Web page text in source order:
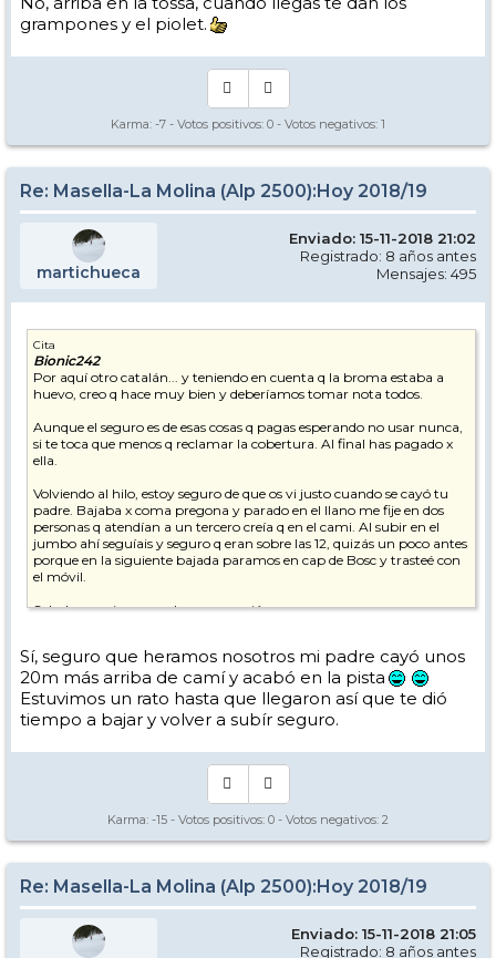
grampones y el piolet.
Karma: -7 - Votos positivos: 0 - Votos negativos: 1
Re: Masella-La Molina (Alp 2500):Hoy 2018/19
martichueca
Enviado: 15-11-2018 21:02
Registrado: 8 años antes
Mensajes: 495
Cita
Bionic242
Por aquí otro catalán... y teniendo en cuenta q la broma estaba a
huevo, creo q hace muy bien y deberíamos tomar nota todos.
Aunque el seguro es de esas cosas q pagas esperando no usar nunca,
si te toca que menos q reclamar la cobertura. Al final has pagado x
ella.
Volviendo al hilo, estoy seguro de que os vi justo cuando se cayó tu
padre. Bajaba x coma pregona y parado en el llano me fije en dos
personas q atendían a un tercero creía q en el cami. Al subir en el
jumbo ahí seguíais y seguro q eran sobre las 12, quizás un poco antes
porque en la siguiente bajada paramos en cap de Bosc y trasteé con
el móvil.
Saludos y animos con la recuperación.
Sí, seguro que heramos nosotros mi padre cayó unos
20m más arriba de camí y acabó en la pista
Estuvimos un rato hasta que llegaron así que te dió
tiempo a bajar y volver a subír seguro.
Karma: -15 - Votos positivos: 0 - Votos negativos: 2
Re: Masella-La Molina (Alp 2500):Hoy 2018/19
Enviado: 15-11-2018 21:05
Registrado: 8 años antes